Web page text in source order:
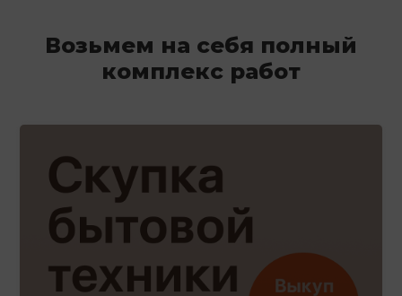
Возьмем на себя полный
комплекс работ